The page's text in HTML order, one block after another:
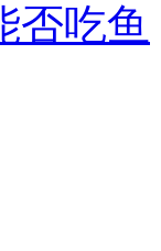
否吃鱼